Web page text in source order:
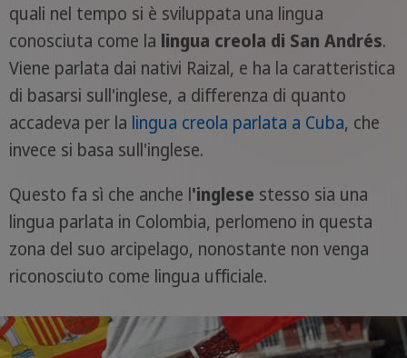
quali nel tempo si è sviluppata una lingua
conosciuta come la lingua creola di San Andrés.
Viene parlata dai nativi Raizal, e ha la caratteristica
di basarsi sull'inglese, a differenza di quanto
accadeva per la lingua creola parlata a Cuba, che
invece si basa sull'inglese.
Questo fa sì che anche l'inglese stesso sia una
lingua parlata in Colombia, perlomeno in questa
zona del suo arcipelago, nonostante non venga
riconosciuto come lingua ufficiale.